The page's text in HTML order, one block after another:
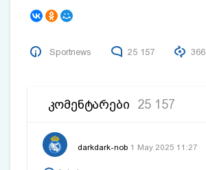
Sportnews 25 157 366
ᲙᲝᲛᲔᲜᲢᲐᲠᲔᲑᲘ 25 157
darkdark-nob 1 May 2025 11:27